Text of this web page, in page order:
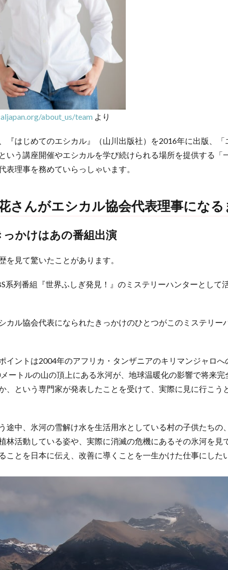
about_us/team より
『はじめてのエシカル』（山川出版社）を2016年に出版、「
いう講座開催やエシカルを学び続けられる場所を提供する「
表理事を務めていらっしゃいます。
花さんがエシカル協会代表理事にな
っかけはあの番組出演
を見て驚いたことがあります。
系列番組『世界ふしぎ発見！』のミステリーハンターとして
カル協会代表になられたきっかけのひとつがこのミステリー
イントは2004年のアフリカ・タンザニアのキリマンジャロへ
ートルの山の頂上にある氷河が、地球温暖化の影響で将来完
、という専門家が発表したことを受けて、実際に見に行こう
途中、氷河の雪解け水を生活用水としている村の子供たちの
林活動している姿や、実際に消滅の危機にあるその氷河を見
ことを日本に伝え、改善に導くことを一生かけた仕事にした